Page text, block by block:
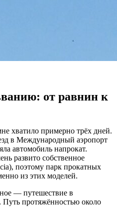
от равнин к
хватило примерно трёх дней.
в Международный аэропорт
автомобиль напрокат.
развито собственное
поэтому парк прокатных
из этих моделей.
— путешествие в
протяжённостью около